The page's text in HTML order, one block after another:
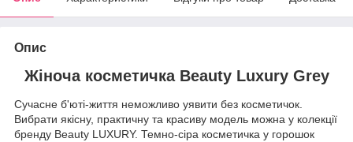
Опис
Жіноча косметичка Beauty Luxury Grey
Сучасне б'юті-життя неможливо уявити без косметичок.
Вибрати якісну, практичну та красиву модель можна у колекції
бренду Beauty LUXURY. Темно-сіра косметичка у горошок